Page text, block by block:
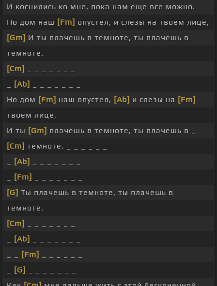
И коснились ко мне, пока нам еще все можно.
Но дом наш [Fm] опустел, и слезы на твоем лице,
[Gm] И ты плачешь в темноте, ты плачешь в
темноте.
[Cm]
[Ab]
Но дом [Fm] наш опустел, [Ab] и слезы на [Fm]
твоем лице,
И ты [Gm] плачешь в темноте, ты плачешь в _
[Cm] темноте. _ _ _ _ _ _
[Ab]
[Fm]
[G] Ты плачешь в темноте, ты плачешь в
темноте.
[Cm]
[Ab]
[Fm]
[G]